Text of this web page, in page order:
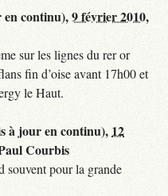
en continu),9 février 2010,
sur les lignes du rer or
fin d’oise avant 17h00 et
le Haut.
à jour en continu), 12
Courbis
souvent pour la grande